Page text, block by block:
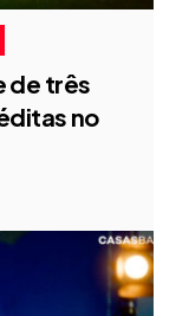
de três
no